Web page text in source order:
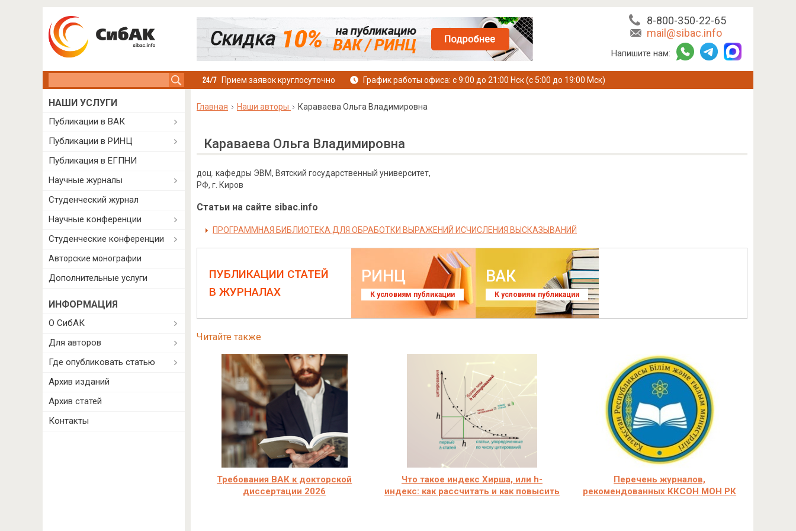
8-800-350-22-65
mail@sibac.info
Напишите нам:
Прием заявок круглосуточно График работы офиса: с 9:00 до 21:00 Нск (с 5:00 до 19:00 Мск)
Главная Наши авторы Караваева Ольга Владимировна
Караваева Ольга Владимировна
доц. кафедры ЭВМ, Вятский государственный университет,
РФ, г. Киров
Статьи на сайте sibac.info
ПРОГРАММНАЯ БИБЛИОТЕКА ДЛЯ ОБРАБОТКИ ВЫРАЖЕНИЙ ИСЧИСЛЕНИЯ ВЫСКАЗЫВАНИЙ
ПУБЛИКАЦИИ СТАТЕЙ
В ЖУРНАЛАХ
РИНЦ
К условиям публикации
ВАК
К условиям публикации
Читайте также
Требования ВАК к докторской
диссертации 2026
Что такое индекс Хирша, или h-
индекс: как рассчитать и как повысить
Перечень журналов,
рекомендованных ККСОН МОН РК
НАШИ УСЛУГИ
Публикации в ВАК
Публикации в РИНЦ
Публикация в ЕГПНИ
Научные журналы
Студенческий журнал
Научные конференции
Студенческие конференции
Авторские монографии
Дополнительные услуги
ИНФОРМАЦИЯ
О СибАК
Для авторов
Где опубликовать статью
Архив изданий
Архив статей
Контакты